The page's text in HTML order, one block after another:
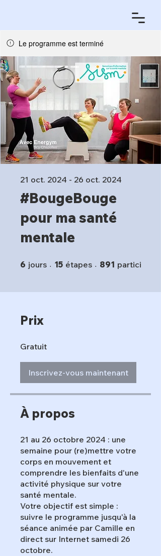
Le programme est terminé
#BougeBouge
pour ma santé
mentale
21 oct. 2024 - 26 oct. 2024
6 jours 6 jours
15 étapes 15 étapes
891 participants
Prix
Gratuit
Inscrivez-vous maintenant
À propos
21 au 26 octobre 2024 : une
semaine pour (re)mettre votre
corps en mouvement et
comprendre les bienfaits d'une
activité physique sur votre
santé mentale.
Votre objectif est simple :
suivre le programme jusqu'à la
séance animée par Camille en
direct sur Internet samedi 26
octobre.